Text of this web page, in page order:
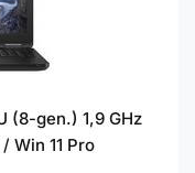
(8-gen.) 1,9 GHz
Win 11 Pro